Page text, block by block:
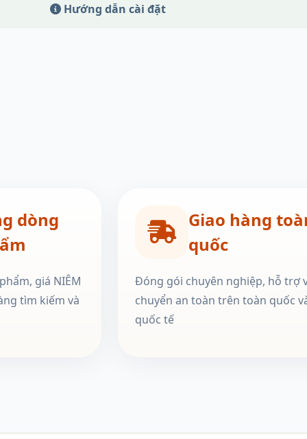
Hướng dẫn cài đặt
dòng
giá NIÊM
tìm kiếm và
Giao hàng
quốc
Đóng gói chuyên nghiệp, hỗ trợ
chuyển an toàn trên toàn quốc
quốc tế